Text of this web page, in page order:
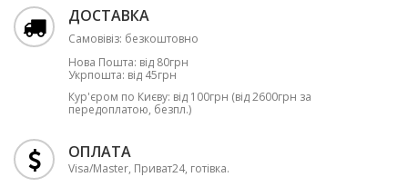
ДОСТАВКА
Самовівіз: безкоштовно
Нова Пошта: від 80грн
Укрпошта: від 45грн
Кур'єром по Києву: від 100грн (від 2600грн за
передоплатою, безпл.)
ОПЛАТА
Visa/Master, Приват24, готівка.